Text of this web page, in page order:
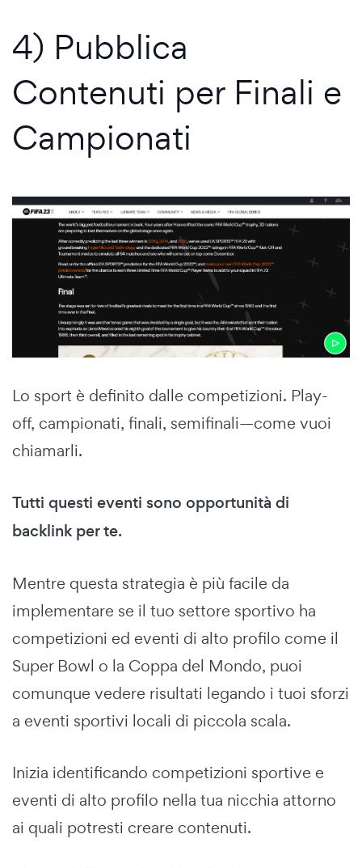
4) Pubblica
Contenuti per Finali e
Campionati
Lo sport è definito dalle competizioni. Play-
off, campionati, finali, semifinali—come vuoi
chiamarli.
Tutti questi eventi sono opportunità di
backlink per te.
Mentre questa strategia è più facile da
implementare se il tuo settore sportivo ha
competizioni ed eventi di alto profilo come il
Super Bowl o la Coppa del Mondo, puoi
comunque vedere risultati legando i tuoi sforzi
a eventi sportivi locali di piccola scala.
Inizia identificando competizioni sportive e
eventi di alto profilo nella tua nicchia attorno
ai quali potresti creare contenuti.